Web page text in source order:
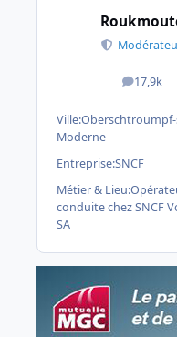
17,9k
Ville:
Moderne
Entreprise:SNCF
Métier & Lieu:
conduite chez SNCF
SA